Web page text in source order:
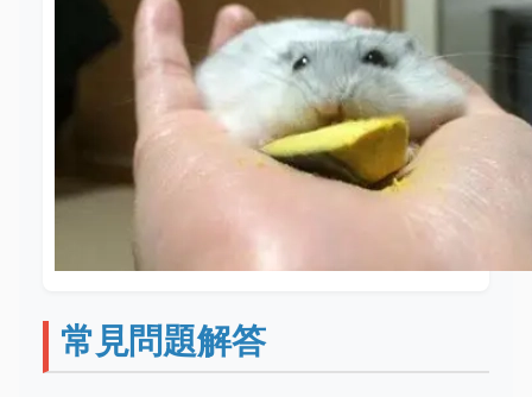
常見問題解答